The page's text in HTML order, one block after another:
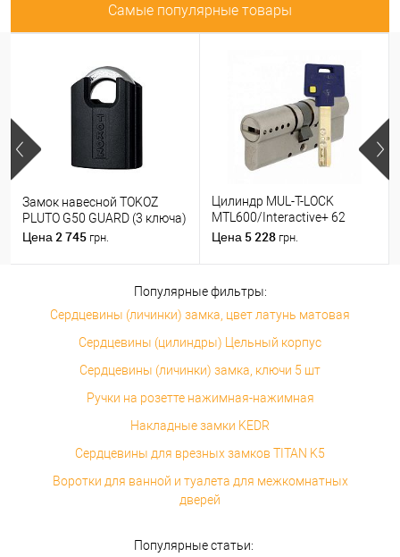
Самые популярные товары
Замок навесной TOKOZ
PLUTO G50 GUARD (3 ключа)
Цена 2 745 грн.
Цилиндр MUL-T-LOCK
MTL600/Interactive+ 62
(31*31) никель сатин
Цена 5 228 грн.
Популярные фильтры:
Сердцевины (личинки) замка, цвет латунь матовая
Сердцевины (цилиндры) Цельный корпус
Сердцевины (личинки) замка, ключи 5 шт
Ручки на розетте нажимная-нажимная
Накладные замки KEDR
Сердцевины для врезных замков TITAN K5
Воротки для ванной и туалета для межкомнатных
дверей
Популярные статьи: